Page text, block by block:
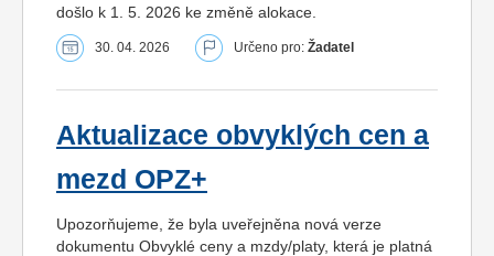
došlo k 1. 5. 2026 ke změně alokace.
30. 04. 2026 Určeno pro: Žadatel
Aktualizace obvyklých cen a
mezd OPZ+
Upozorňujeme, že byla uveřejněna nová verze
dokumentu Obvyklé ceny a mzdy/platy, která je platná